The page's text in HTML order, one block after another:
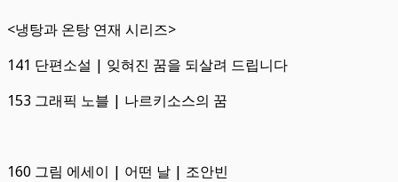
<냉탕과 온탕 연재 시리즈>
141 단편소설 | 잊혀진 꿈을 되살려 드립니다
153 그래픽 노블 | 나르키소스의 꿈
160 그림 에세이 | 어떤 날 | 조안빈